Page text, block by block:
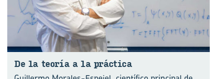
De la teo­ría a la prác­ti­ca